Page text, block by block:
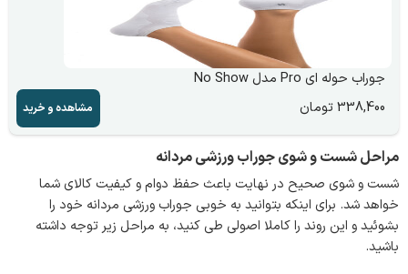
جوراب حوله ای Pro مدل No Show
338,400تومان مشاهده و خرید
مراحل شست و شوی جوراب ورزشی مردانه
شست و شوی صحیح در نهایت باعث حفظ دوام و کیفیت کالای شما
خواهد شد. برای اینکه بتوانید به خوبی جوراب ورزشی مردانه خود را
بشوئید و این روند را کاملا اصولی طی کنید، به مراحل زیر توجه داشته
باشید.